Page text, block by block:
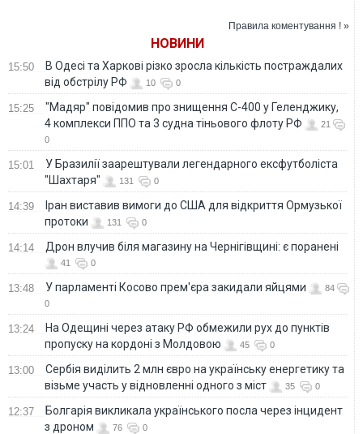
Правила коментування ! »
НОВИНИ
15:50
В Одесі та Харкові різко зросла кількість постраждалих
від обстрілу РФ
10 0
15:25
"Мадяр" повідомив про знищення С-400 у Геленджику,
4 комплекси ППО та 3 судна тіньового флоту РФ
21
0
15:01
У Бразилії заарештували легендарного ексфутболіста
"Шахтаря"
131 0
14:39
Іран виставив вимоги до США для відкриття Ормузької
протоки
131 0
14:14 Дрон влучив біля магазину на Чернігівщині: є поранені
41 0
13:48 У парламенті Косово прем'єра закидали яйцями
84
0
13:24
На Одещині через атаку РФ обмежили рух до пунктів
пропуску на кордоні з Молдовою
45 0
13:00
Сербія виділить 2 млн євро на українську енергетику та
візьме участь у відновленні одного з міст
35 0
12:37
Болгарія викликала українського посла через інцидент
з дроном
76 0